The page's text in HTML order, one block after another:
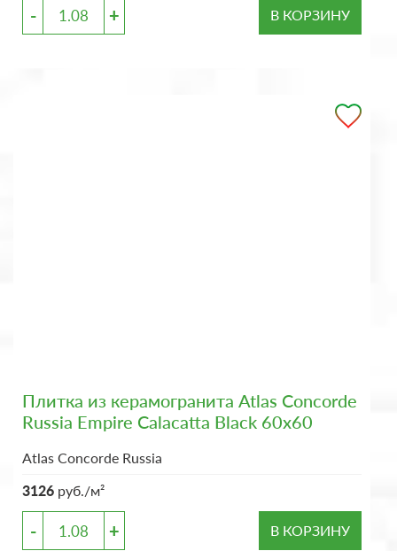
- + В КОРЗИНУ
Плитка из керамогранита Atlas Concorde
Russia Empire Calacatta Black 60x60
Atlas Concorde Russia
3126 руб./м²
- + В КОРЗИНУ